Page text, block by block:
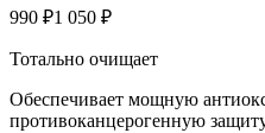
990 ₽1 050 ₽
Тотально очищает
Обеспечивает мощную
противоканцерогенную